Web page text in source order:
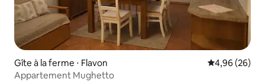
Gîte à la ferme ⋅ Flavon Évaluation
4,96 (26)
Appartement Mughetto